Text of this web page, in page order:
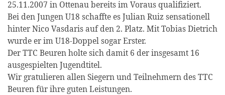
25.11.2007 in Ottenau bereits im Voraus qualifiziert.
Bei den Jungen U18 schaffte es Julian Ruiz sensationell
hinter Nico Vasdaris auf den 2. Platz. Mit Tobias Dietrich
wurde er im U18-Doppel sogar Erster.
Der TTC Beuren holte sich damit 6 der insgesamt 16
ausgespielten Jugendtitel.
Wir gratulieren allen Siegern und Teilnehmern des TTC
Beuren für ihre guten Leistungen.